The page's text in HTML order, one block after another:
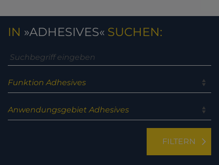
IN ADHESIVES SUCHEN: